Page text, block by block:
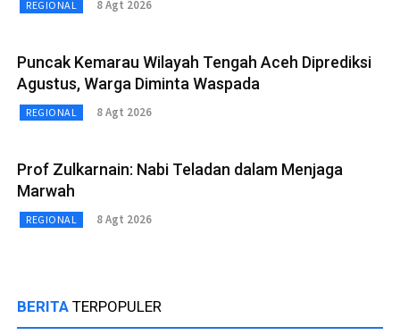
REGIONAL 8 Agt 2026
Puncak Kemarau Wilayah Tengah Aceh Diprediksi
Agustus, Warga Diminta Waspada
REGIONAL 8 Agt 2026
Prof Zulkarnain: Nabi Teladan dalam Menjaga
Marwah
REGIONAL 8 Agt 2026
BERITA TERPOPULER